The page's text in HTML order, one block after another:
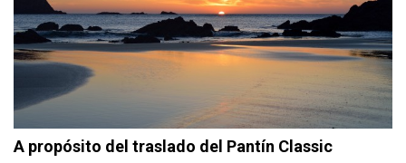
A propósito del traslado del Pantín Classic